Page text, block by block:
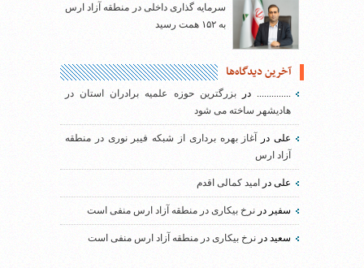
سرمایه گذاری داخلی در منطقه آزاد ارس
به ۱۵۲ همت رسید
آخرین دیدگاه‌ها
..............دربزرگترین حوزه علمیه برادران استان در
هادیشهر ساخته می شود
علیدر
آغاز بهره برداری از شبکه فیبر نوری در منطقه
آزاد ارس
علی در امید کمالی اقدم
سفیر در نرخ بیکاری در منطقه آزاد ارس منفی است
سعید در نرخ بیکاری در منطقه آزاد ارس منفی است